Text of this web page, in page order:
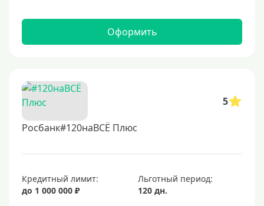
Оформить
5
Росбанк#120наВСЁ Плюс
Кредитный лимит:
до 1 000 000 ₽
Льготный период:
120 дн.